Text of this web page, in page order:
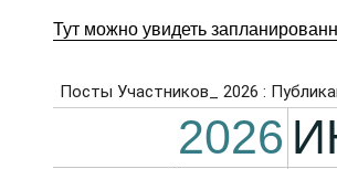
Тут можно увидеть